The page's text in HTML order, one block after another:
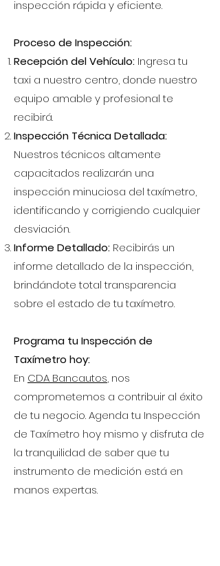
inspección rápida y eficiente.
Proceso de Inspección:
Recepción del Vehículo: Ingresa tu
taxi a nuestro centro, donde nuestro
equipo amable y profesional te
recibirá.
Inspección Técnica Detallada:
Nuestros técnicos altamente
capacitados realizarán una
inspección minuciosa del taxímetro,
identificando y corrigiendo cualquier
desviación.
Informe Detallado: Recibirás un
informe detallado de la inspección,
brindándote total transparencia
sobre el estado de tu taxímetro.
Programa tu Inspección de
Taxímetro hoy:
En CDA Bancautos, nos
comprometemos a contribuir al éxito
de tu negocio. Agenda tu Inspección
de Taxímetro hoy mismo y disfruta de
la tranquilidad de saber que tu
instrumento de medición está en
manos expertas.